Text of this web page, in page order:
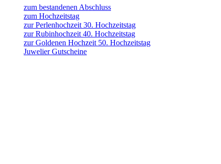
zum bestandenen Abschluss
zum Hochzeitstag
zur Perlenhochzeit 30. Hochzeitstag
zur Rubinhochzeit 40. Hochzeitstag
zur Goldenen Hochzeit 50. Hochzeitstag
Juwelier Gutscheine